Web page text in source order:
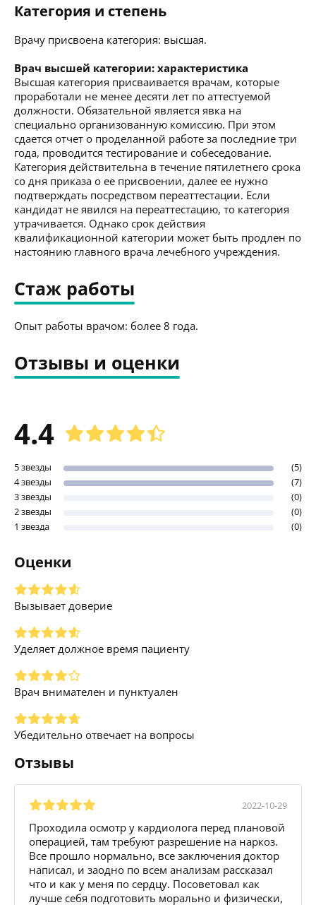
Категория и степень
Врачу присвоена категория: высшая.
Врач высшей категории: характеристика
Высшая категория присваивается врачам, которые
проработали не менее десяти лет по аттестуемой
должности. Обязательной является явка на
специально организованную комиссию. При этом
сдается отчет о проделанной работе за последние три
года, проводится тестирование и собеседование.
Категория действительна в течение пятилетнего срока
со дня приказа о ее присвоении, далее ее нужно
подтверждать посредством переаттестации. Если
кандидат не явился на переаттестацию, то категория
утрачивается. Однако срок действия
квалификационной категории может быть продлен по
настоянию главного врача лечебного учреждения.
Стаж работы
Опыт работы врачом: более 8 года.
Отзывы и оценки
4.4
5 звезды
(5)
4 звезды
(7)
3 звезды
(0)
2 звезды
(0)
1 звезда
(0)
Оценки
Вызывает доверие
Уделяет должное время пациенту
Врач внимателен и пунктуален
Убедительно отвечает на вопросы
Отзывы
2022-10-29
Проходила осмотр у кардиолога перед плановой
операцией, там требуют разрешение на наркоз.
Все прошло нормально, все заключения доктор
написал, и заодно по всем анализам рассказал
что и как у меня по сердцу. Посоветовал как
лучше себя подготовить морально и физически,